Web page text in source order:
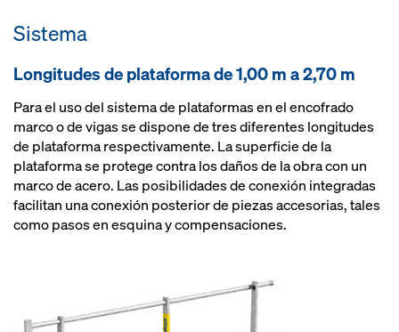
improvisaciones gracias a
soluciones seguras, también para
suplementos de plataforma y
pasos de esquina
conexión de puntales a la parte
procesos de trabajo optimizados
gracias a piezas de conexión
integradas
Sistema
Longitudes de plataforma de 1,00 m a 2,70 m
Para el uso del sistema de plataformas en el encofrado
marco o de vigas se dispone de tres diferentes longitudes
de plataforma respectivamente. La superficie de la
plataforma se protege contra los daños de la obra con un
marco de acero. Las posibilidades de conexión integradas
facilitan una conexión posterior de piezas accesorias, tales
como pasos en esquina y compensaciones.